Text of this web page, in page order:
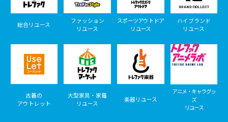
総合リユース
ファッション
リユース
スポーツアウトドア
リユース
ハイブランド
リユース
古着の
アウトレット
大型家具・家電
リユース
楽器リユース
アニメ・キャラグッ
ズ
リユース